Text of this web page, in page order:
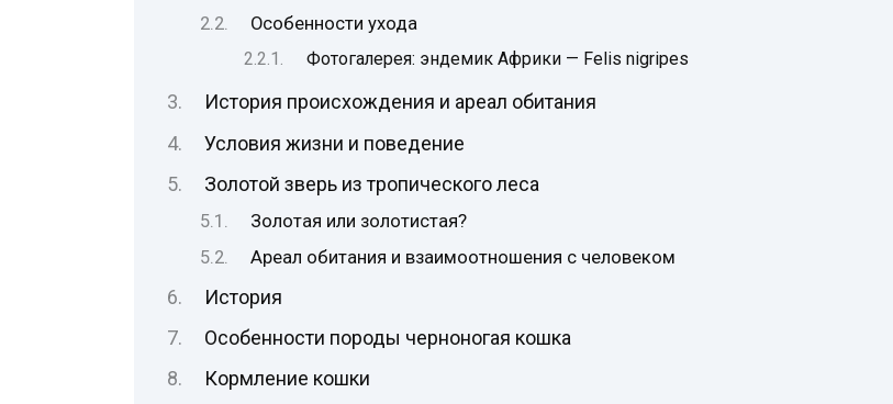
Особенности ухода
Фотогалерея: эндемик Африки — Felis nigripes
История происхождения и ареал обитания
Условия жизни и поведение
Золотой зверь из тропического леса
Золотая или золотистая?
Ареал обитания и взаимоотношения с человеком
История
Особенности породы черноногая кошка
Кормление кошки